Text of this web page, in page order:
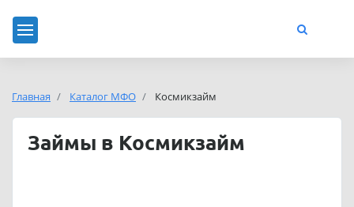
Главная Каталог МФО Космикзайм
Займы в Космикзайм